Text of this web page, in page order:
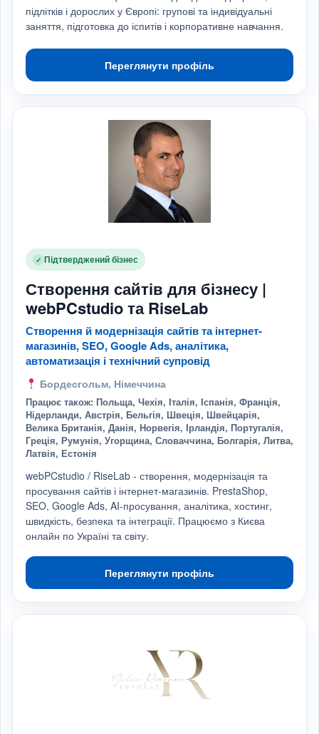
підлітків і дорослих у Європі: групові та індивідуальні
заняття, підготовка до іспитів і корпоративне навчання.
Переглянути профіль
✓ Підтверджений бізнес
Створення сайтів для бізнесу |
webPCstudio та RiseLab
Створення й модернізація сайтів та інтернет-
магазинів, SEO, Google Ads, аналітика,
автоматизація і технічний супровід
Бордесгольм, Німеччина
Працює також: Польща, Чехія, Італія, Іспанія, Франція,
Нідерланди, Австрія, Бельгія, Швеція, Швейцарія,
Велика Британія, Данія, Норвегія, Ірландія, Португалія,
Греція, Румунія, Угорщина, Словаччина, Болгарія, Литва,
Латвія, Естонія
webPCstudio / RiseLab - створення, модернізація та
просування сайтів і інтернет-магазинів. PrestaShop,
SEO, Google Ads, AI-просування, аналітика, хостинг,
швидкість, безпека та інтеграції. Працюємо з Києва
онлайн по Україні та світу.
Переглянути профіль